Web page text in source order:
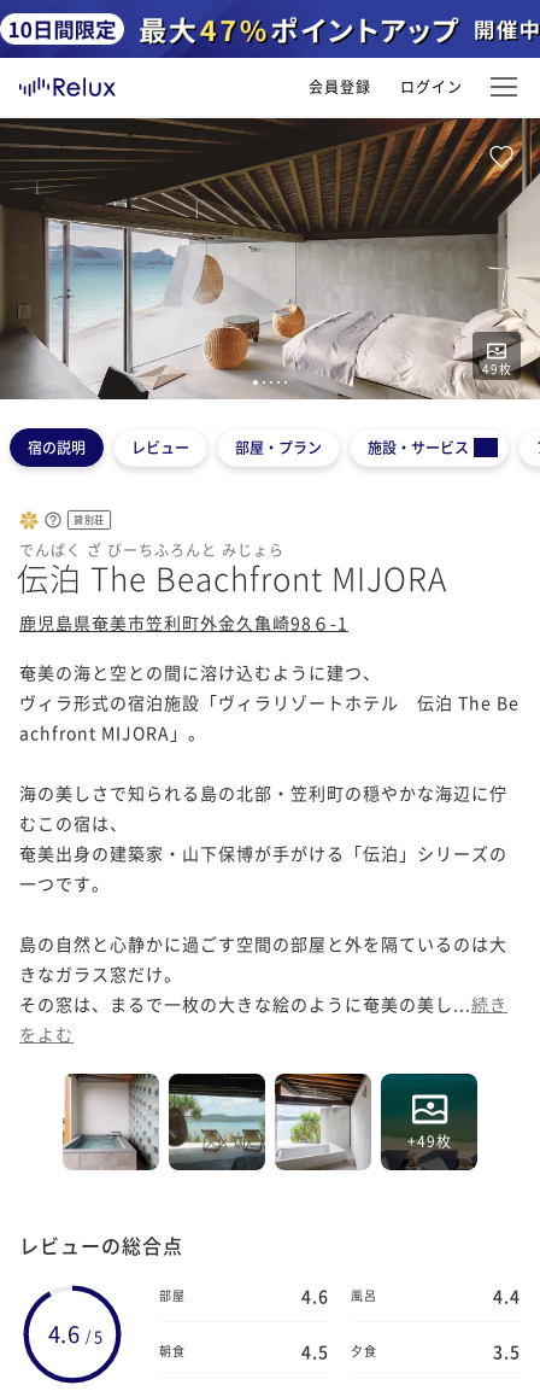
会員登録 ログイン
49枚
12 3 4 5
宿の説明 レビュー 部屋・プラン 施設・サービス
貸別荘
でんぱく ざ びーちふろんと みじょら
伝泊 The Beachfront MIJORA
鹿児島県奄美市笠利町外金久亀崎98６-1
奄美の海と空との間に溶け込むように建つ、
ヴィラ形式の宿泊施設「ヴィラリゾートホテル　伝泊 The Be
achfront MIJORA」。
海の美しさで知られる島の北部・笠利町の穏やかな海辺に佇
むこの宿は、
奄美出身の建築家・山下保博が手がける「伝泊」シリーズの
一つです。
島の自然と心静かに過ごす空間の部屋と外を隔ているのは大
きなガラス窓だけ。
その窓は、まるで一枚の大きな絵のように奄美の美し... 続き
をよむ
+49枚
レビューの総合点
4.6 /5
部屋 4.6 風呂 4.4
朝食 4.5 夕食 3.5